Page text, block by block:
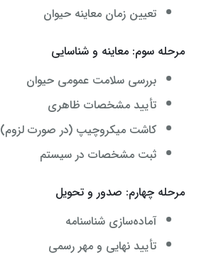
تعیین زمان معاینه حیوان
مرحله سوم: معاینه و شناسایی
بررسی سلامت عمومی حیوان
تأیید مشخصات ظاهری
کاشت میکروچیپ (در صورت لزوم)
ثبت مشخصات در سیستم
مرحله چهارم: صدور و تحویل
آماده‌سازی شناسنامه
تأیید نهایی و مهر رسمی